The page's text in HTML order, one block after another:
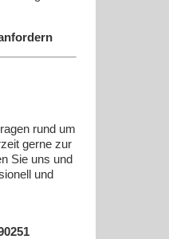
rund um
gerne zur
Sie uns und
und